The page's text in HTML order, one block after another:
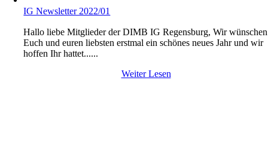
IG Newsletter 2022/01
Hallo liebe Mitglieder der DIMB IG Regensburg, Wir wünschen
Euch und euren liebsten erstmal ein schönes neues Jahr und wir
hoffen Ihr hattet......
Weiter Lesen